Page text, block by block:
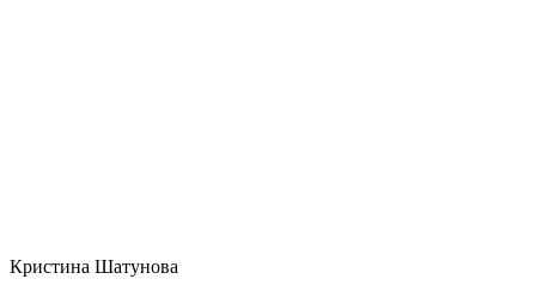
Кристина Шатунова